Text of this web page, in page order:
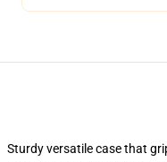
Sturdy versatile case that